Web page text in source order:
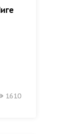
1610